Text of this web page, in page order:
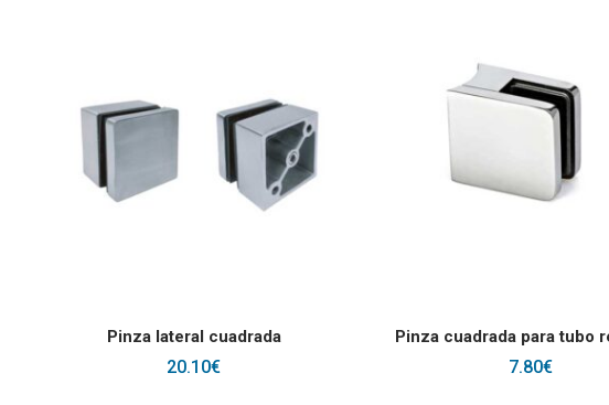
AÑADIR AL CARRITO
Pinza lateral cuadrada
20.10€
SELECCIONAR OPCIONES
Pinza cuadrada para tubo
7.80€